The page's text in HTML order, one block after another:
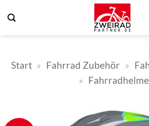
Inhalt
Start » Fahrrad Zubehör »
» Fahrradhelme